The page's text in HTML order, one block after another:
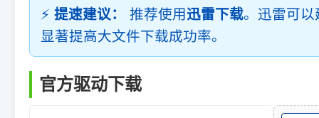
⚡ 提速建议： 推荐使用迅雷下载。迅雷可
显著提高大文件下载成功率。
官方驱动下载